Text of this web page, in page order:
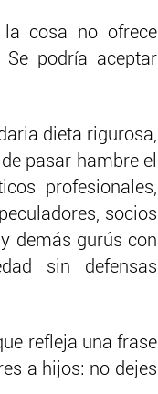
la cosa no ofrece
podría aceptar
dieta rigurosa,
pasar hambre el
profesionales,
socios
demás gurús con
sin defensas
refleja una frase
a hijos: no dejes